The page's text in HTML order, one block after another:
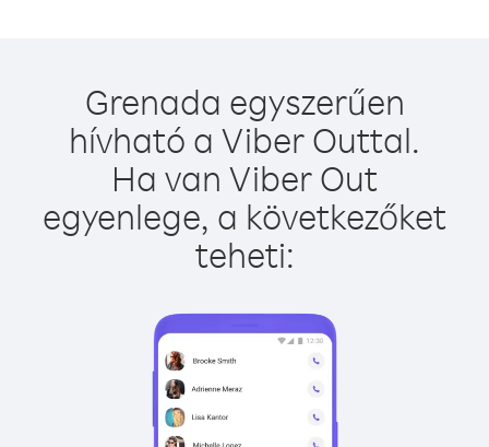
Grenada egyszerűen
hívható a Viber Outtal.
Ha van Viber Out
egyenlege, a következőket
teheti: